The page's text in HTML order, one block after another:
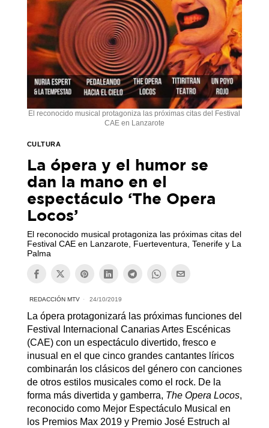
El reconocido musical protagoniza las próximas citas del Festival
CAE en Lanzarote
CULTURA
La ópera y el humor se
dan la mano en el
espectáculo ‘The Opera
Locos’
El reconocido musical protagoniza las próximas citas del
Festival CAE en Lanzarote, Fuerteventura, Tenerife y La
Palma
REDACCIÓN MTV 24/10/2019
La ópera protagonizará las próximas funciones del
Festival Internacional Canarias Artes Escénicas
(CAE) con un espectáculo divertido, fresco e
inusual en el que cinco grandes cantantes líricos
combinarán los clásicos del género con canciones
de otros estilos musicales como el rock. De la
forma más divertida y gamberra, The Opera Locos,
reconocido como Mejor Espectáculo Musical en
los Premios Max 2019 y Premio José Estruch al